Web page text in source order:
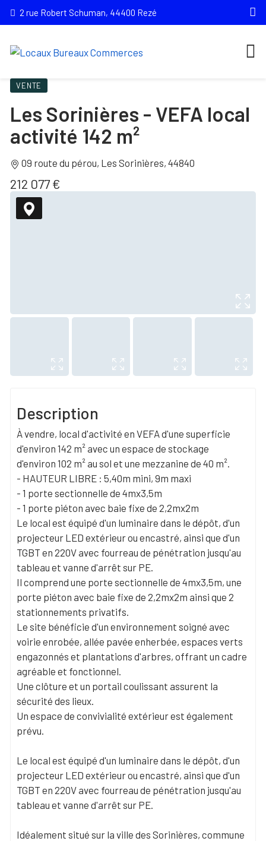
2 rue Robert Schuman, 44400 Rezé
VENTE
Les Sorinières - VEFA local
activité 142 m²
09 route du pérou, Les Sorinières, 44840
212 077 €
Description
À vendre, local d'activité en VEFA d'une superficie
d'environ 142 m² avec un espace de stockage
d'environ 102 m² au sol et une mezzanine de 40 m².
- HAUTEUR LIBRE : 5,40m mini, 9m maxi
- 1 porte sectionnelle de 4mx3,5m
- 1 porte piéton avec baie fixe de 2,2mx2m
Le local est équipé d'un luminaire dans le dépôt, d'un
projecteur LED extérieur ou encastré, ainsi que d'un
TGBT en 220V avec fourreau de pénétration jusqu'au
tableau et vanne d'arrêt sur PE.
Il comprend une porte sectionnelle de 4mx3,5m, une
porte piéton avec baie fixe de 2,2mx2m ainsi que 2
stationnements privatifs.
Le site bénéficie d'un environnement soigné avec
voirie enrobée, allée pavée enherbée, espaces verts
engazonnés et plantations d'arbres, offrant un cadre
agréable et fonctionnel.
Une clôture et un portail coulissant assurent la
sécurité des lieux.
Un espace de convivialité extérieur est également
prévu.
Le local est équipé d'un luminaire dans le dépôt, d'un
projecteur LED extérieur ou encastré, ainsi que d'un
TGBT en 220V avec fourreau de pénétration jusqu'au
tableau et vanne d'arrêt sur PE.
Idéalement situé sur la ville des Sorinières, commune